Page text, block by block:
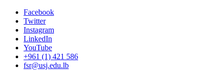
Facebook
Twitter
Instagram
LinkedIn
YouTube
+961 (1) 421 586
fsr@usj.edu.lb